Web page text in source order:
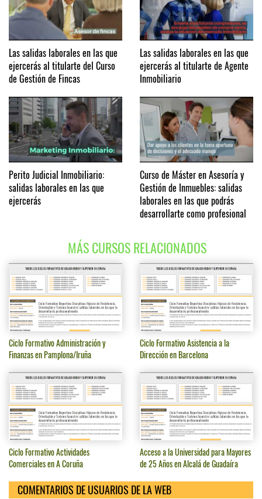
Las salidas laborales en las que
ejercerás al titularte del Curso
de Gestión de Fincas
Las salidas laborales en las que
ejercerás al titularte de Agente
Inmobiliario
Perito Judicial Inmobiliario:
salidas laborales en las que
ejercerás
Curso de Máster en Asesoría y
Gestión de Inmuebles: salidas
laborales en las que podrás
desarrollarte como profesional
MÁS CURSOS RELACIONADOS
Ciclo Formativo Administración y
Finanzas en Pamplona/Iruña
Ciclo Formativo Asistencia a la
Dirección en Barcelona
Ciclo Formativo Actividades
Comerciales en A Coruña
Acceso a la Universidad para Mayores
de 25 Años en Alcalá de Guadaíra
COMENTARIOS DE USUARIOS DE LA WEB